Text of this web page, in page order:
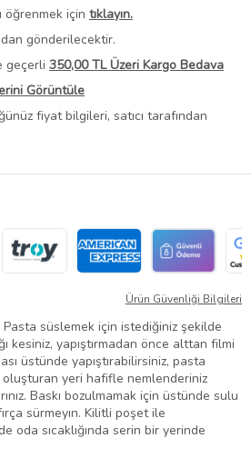
öğrenmek için tıklayın.
gönderilecektir.
geçerli 350,00 TL Üzeri Kargo Bedava
Görüntüle
fiyat bilgileri, satıcı tarafından
Ürün Güvenliği Bilgileri
Pasta süslemek için istediğiniz şekilde
kesiniz, yapıştırmadan önce alttan filmi
üstünde yapıştırabilirsiniz, pasta
oluşturan yeri hafifle nemlenderiniz
Baskı bozulmamak için üstünde sulu
sürmeyın. Kilitli poşet ile
oda sıcaklığında serin bir yerinde